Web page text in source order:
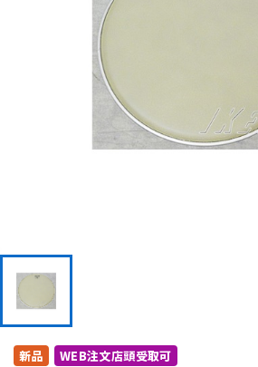
キーボード
新品 WEB注文店頭受取可